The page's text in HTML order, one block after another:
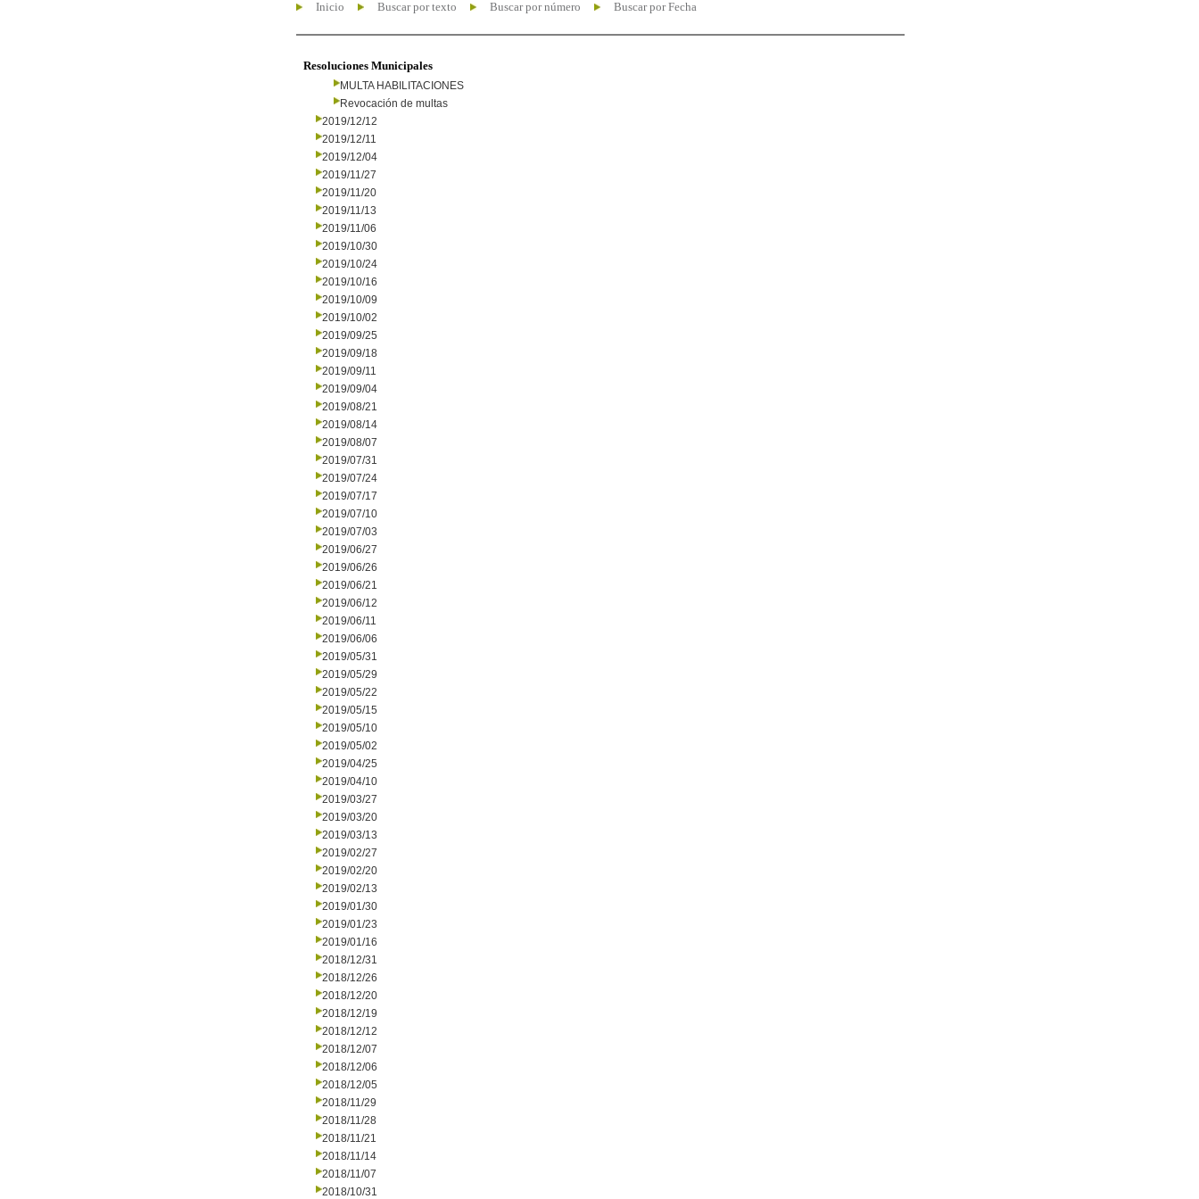
Inicio Buscar por texto Buscar por número Buscar por Fecha
Resoluciones Municipales
MULTA HABILITACIONES
Revocación de multas
2019/12/12
2019/12/11
2019/12/04
2019/11/27
2019/11/20
2019/11/13
2019/11/06
2019/10/30
2019/10/24
2019/10/16
2019/10/09
2019/10/02
2019/09/25
2019/09/18
2019/09/11
2019/09/04
2019/08/21
2019/08/14
2019/08/07
2019/07/31
2019/07/24
2019/07/17
2019/07/10
2019/07/03
2019/06/27
2019/06/26
2019/06/21
2019/06/12
2019/06/11
2019/06/06
2019/05/31
2019/05/29
2019/05/22
2019/05/15
2019/05/10
2019/05/02
2019/04/25
2019/04/10
2019/03/27
2019/03/20
2019/03/13
2019/02/27
2019/02/20
2019/02/13
2019/01/30
2019/01/23
2019/01/16
2018/12/31
2018/12/26
2018/12/20
2018/12/19
2018/12/12
2018/12/07
2018/12/06
2018/12/05
2018/11/29
2018/11/28
2018/11/21
2018/11/14
2018/11/07
2018/10/31